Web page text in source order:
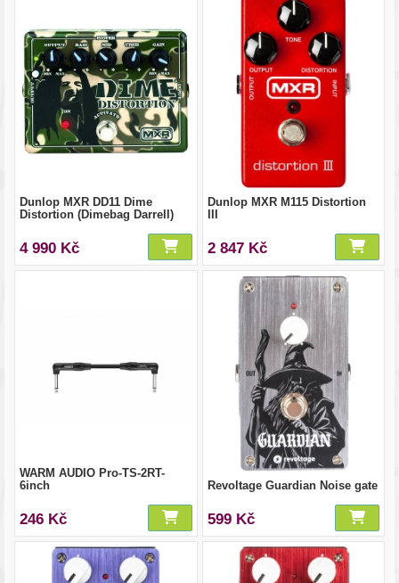
Dunlop MXR DD11 Dime
Distortion (Dimebag Darrell)
4 990 Kč
Dunlop MXR M115 Distortion
2 847 Kč
WARM AUDIO Pro-TS-2RT-
6inch
246 Kč
Revoltage Guardian Noise gate
599 Kč